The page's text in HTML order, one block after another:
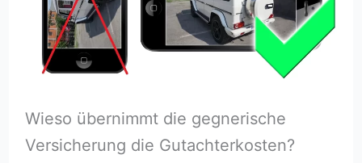
Wieso übernimmt die gegnerische
Versicherung die Gutachterkosten?